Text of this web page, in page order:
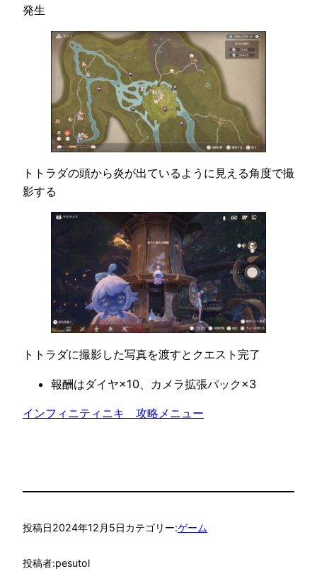
発生
トトラダの頭から炎が出ているように見える角度で撮
影する
トトラダに撮影した写真を渡すとクエスト完了
報酬はダイヤ×10、カメラ拡張パック×3
インフィニティニキ　攻略メニュー
投稿日2024年12月5日カテゴリー:ゲーム
投稿者:pesutol